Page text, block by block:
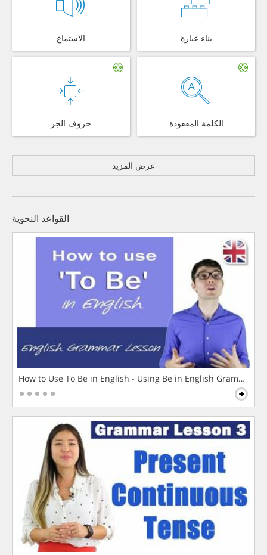
الاستماع بناء عبارة
حروف الجر الكلمة المفقودة
عرض المزيد
القواعد النحوية
How to Use To Be in English - Using Be in English Grammar